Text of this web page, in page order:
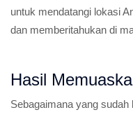
untuk mendatangi lokasi
dan memberitahukan di
Hasil
Sebagaimana yang